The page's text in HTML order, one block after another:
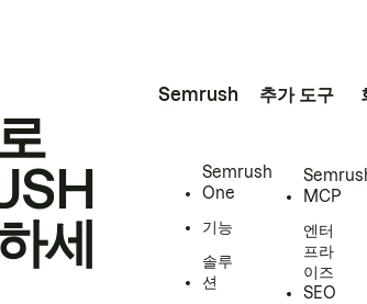
세
Semrush
Semrush
One
기능
솔루
션
추가 도구
MCP
엔터
프라
이즈
SEO